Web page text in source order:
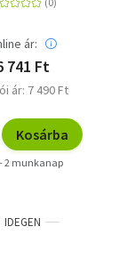
ár:
741 Ft
ár: 7 490 Ft
Kosárba
2 munkanap
IDEGEN